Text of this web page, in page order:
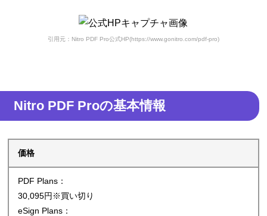
引用元：Nitro PDF Pro公式HP(https://www.gonitro.com/pdf-pro)
Nitro PDF Proの基本情報
価格
PDF Plans：
30,095円※買い切り
eSign Plans：